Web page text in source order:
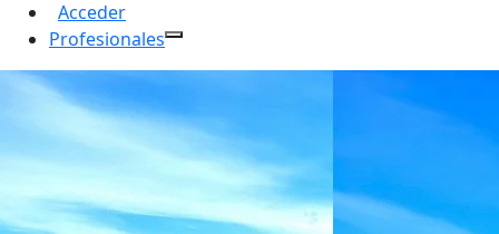
Acceder
Profesionales